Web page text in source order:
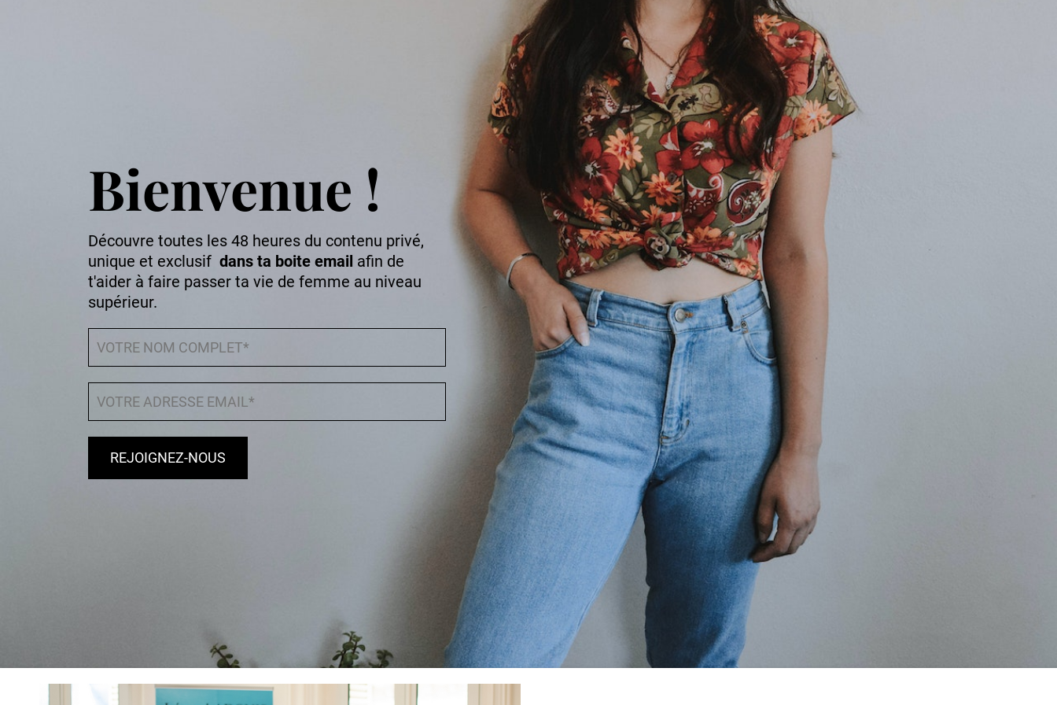
Bienvenue !
Découvre toutes les 48 heures du contenu privé,
unique et exclusif dans ta boite email afin de
t'aider à faire passer ta vie de femme au niveau
supérieur.
REJOIGNEZ-NOUS